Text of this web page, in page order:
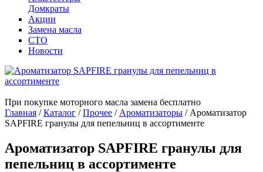
Домкраты
Акции
Замена масла
СТО
Новости
При покупке моторного масла замена бесплатно
Главная /Каталог /Прочее / Ароматизаторы / Ароматизатор
SAPFIRE гранулы для пепельниц в ассортименте
Ароматизатор SAPFIRE гранулы для
пепельниц в ассортименте